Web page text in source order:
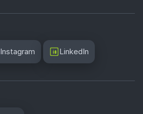
Instagram LinkedIn